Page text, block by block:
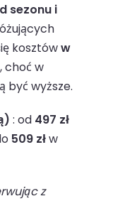
sezonu i
kosztóww
, choć w
być wyższe.
: od 497 zł
509 złw
z